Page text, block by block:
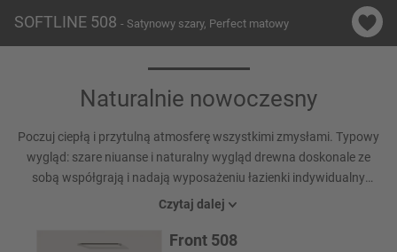
SOFTLINE 508 - Satynowy szary, Perfect matowy
Naturalnie nowoczesny
Poczuj ciepłą i przytulną atmosferę wszystkimi zmysłami. Typowy
wygląd: szare niuanse i naturalny wygląd drewna doskonale ze
sobą współgrają i nadają wyposażeniu łazienki indywidualny
charakter. Ten zrównoważony design tworzy pomieszczenie,
każdego, kto ceni sobie coś wyjątkowego w codziennym życiu.
Czytaj dalej
Front 508